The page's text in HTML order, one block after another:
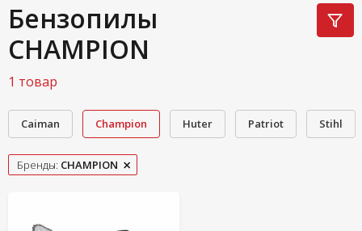
Бензопилы
CHAMPION
1 товар
Caiman Champion Huter Patriot Stihl
Бренды: CHAMPION